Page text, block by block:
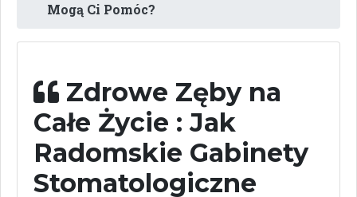
Mogą Ci Pomóc?
Zdrowe Zęby na
Całe Życie : Jak
Radomskie Gabinety
Stomatologiczne